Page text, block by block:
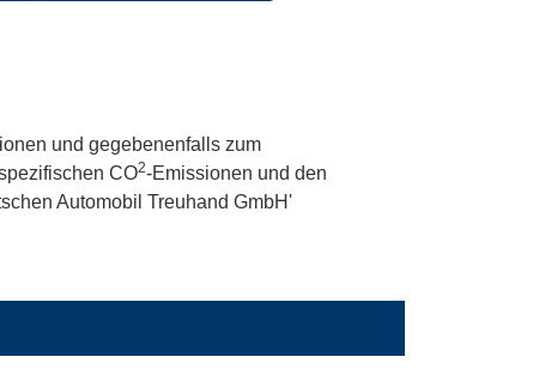
und gegebenenfalls zum
CO2-Emissionen und den
Automobil Treuhand GmbH'